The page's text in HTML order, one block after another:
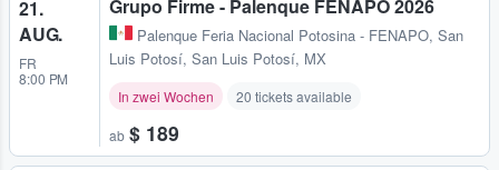
21.
AUG.
FR
8:00 PM
Grupo Firme - Palenque FENAPO 2026
Palenque Feria Nacional Potosina - FENAPO, San
Luis Potosí, San Luis Potosí, MX
In zwei Wochen 20 tickets available
ab $ 189